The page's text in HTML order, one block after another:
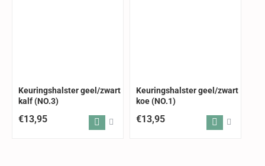
Keuringshalster geel/zwart
kalf (NO.3)
€13,95
Keuringshalster geel/zwart
koe (NO.1)
€13,95